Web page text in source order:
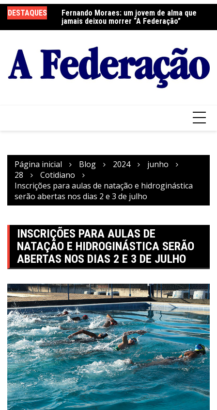
para
o
DESTAQUES
a Festa do
Fernando Moraes: um jovem de alma que
jamais deixou morrer “A Federação”
Página inicial Blog 2024
junho
28
Cotidiano
Inscrições para aulas de natação e hidroginástica
serão abertas nos dias 2 e 3 de julho
INSCRIÇÕES PARA AULAS DE
NATAÇÃO E HIDROGINÁSTICA SERÃO
ABERTAS NOS DIAS 2 E 3 DE JULHO